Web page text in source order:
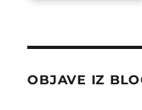
OBJAVE IZ